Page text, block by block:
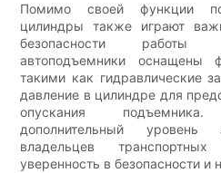
Помимо своей функции
цилиндры также играют
безопасности работы
автоподъемники оснащены
такими как гидравлические
давление в цилиндре для
опускания
дополнительный
владельцев
уверенность в безопасности